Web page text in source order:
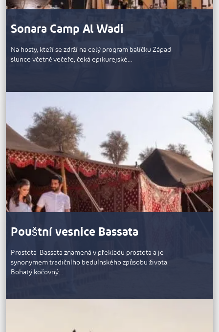
Sonara Camp Al Wadi
Na hosty, kteří se zdrží na celý program balíčku Západ
slunce včetně večeře, čeká epikurejské…
Pouštní vesnice Bassata
Prostota Bassata znamená v překladu prostota a je
synonymem tradičního beduínského způsobu života.
Bohatý kočovný…